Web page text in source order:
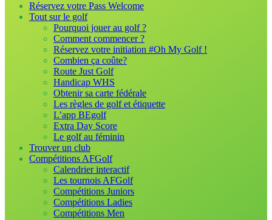
Réservez votre Pass Welcome
Tout sur le golf
Pourquoi jouer au golf ?
Comment commencer ?
Réservez votre initiation #Oh My Golf !
Combien ça coûte?
Route Just Golf
Handicap WHS
Obtenir sa carte fédérale
Les règles de golf et étiquette
L’app BEgolf
Extra Day Score
Le golf au féminin
Trouver un club
Compétitions AFGolf
Calendrier interactif
Les tournois AFGolf
Compétitions Juniors
Compétitions Ladies
Compétitions Men